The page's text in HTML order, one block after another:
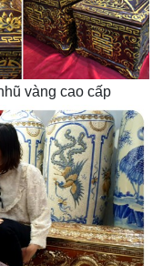
vàng cao cấp